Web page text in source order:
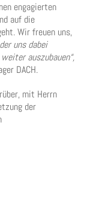
engagierten
auf die
Wir freuen uns,
uns dabei
auszubauen“,
DACH.
mit Herrn
der